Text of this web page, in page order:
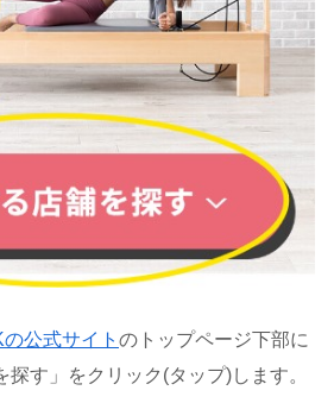
公式サイト のトップページ下部に
す」をクリック(タップ)します。